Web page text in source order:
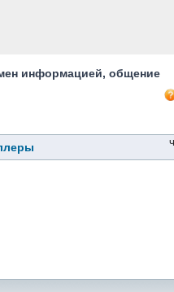
информацией, общение